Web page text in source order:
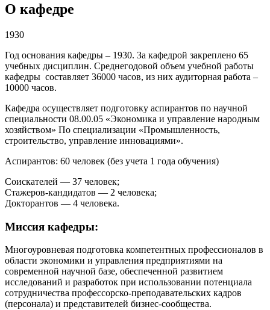
О кафедре
1930
Год основания кафедры – 1930. За кафедрой закреплено 65
учебных дисциплин. Среднегодовой объем учебной работы
кафедры составляет 36000 часов, из них аудиторная работа –
10000 часов.
Кафедра осуществляет подготовку аспирантов по научной
специальности 08.00.05 «Экономика и управление народным
хозяйством» По специализации «Промышленность,
строительство, управление инновациями».
Аспирантов: 60 человек (без учета 1 года обучения)
Соискателей — 37 человек;
Стажеров-кандидатов — 2 человека;
Докторантов — 4 человека.
Миссия кафедры:
Многоуровневая подготовка компетентных профессионалов в
области экономики и управления предприятиями на
современной научной базе, обеспеченной развитием
исследований и разработок при использовании потенциала
сотрудничества профессорско-преподавательских кадров
(персонала) и представителей бизнес-сообщества.